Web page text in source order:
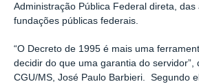
Administração Pública Federal direta,
fundações públicas federais.
“O Decreto de 1995 é mais uma
decidir do que uma garantia do servidor”,
CGU/MS, José Paulo Barbieri. Segundo